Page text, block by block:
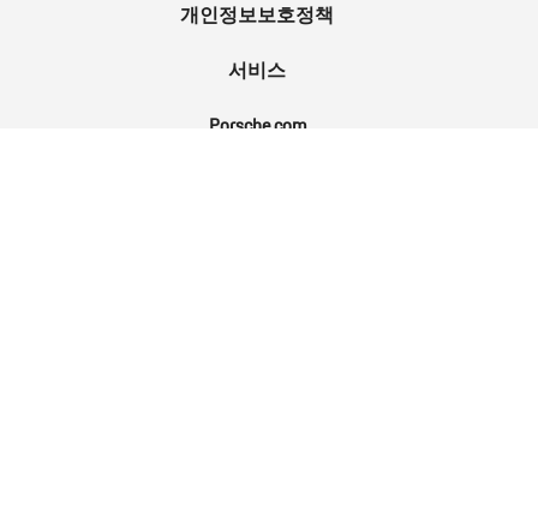
개인정보보호정책
서비스
Porsche.com